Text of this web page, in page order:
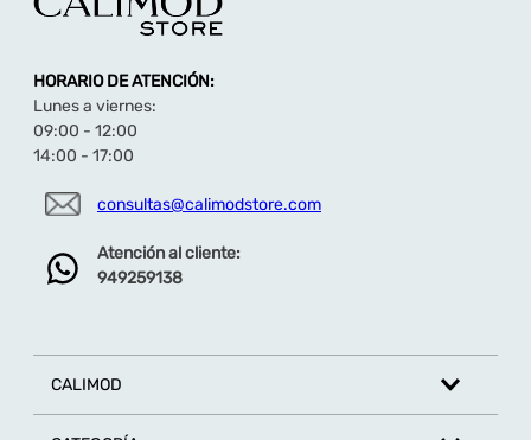
HORARIO DE ATENCIÓN:
Lunes a viernes:
09:00 - 12:00
14:00 - 17:00
consultas@calimodstore.com
Atención al cliente:
949259138
CALIMOD